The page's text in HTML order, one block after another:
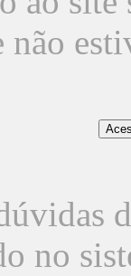
não
no